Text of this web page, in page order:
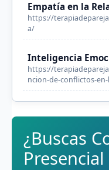
Empatía en la
https://
a/
Inteligencia
https://
ncion-de-conflictos-
¿Buscas